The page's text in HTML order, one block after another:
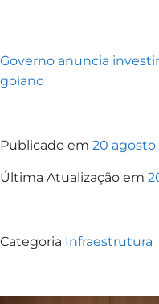
Governo anuncia
goiano
Publicado em 20 agosto
Última Atualização em
Categoria Infraestrutura